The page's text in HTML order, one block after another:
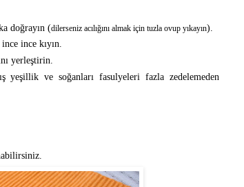
doğrayın (dilerseniz acılığını almak için tuzla ovup yıkayın).
ince kıyın.
yerleştirin.
yeşillik ve soğanları fasulyeleri fazla zedelemeden